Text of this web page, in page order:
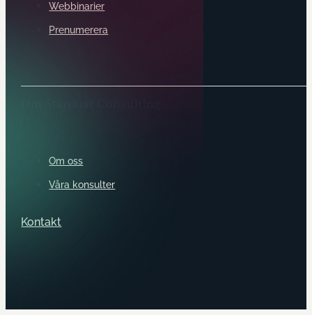
Webbinarier
Prenumerera
Om oss
Våra konsulter
Kontakt